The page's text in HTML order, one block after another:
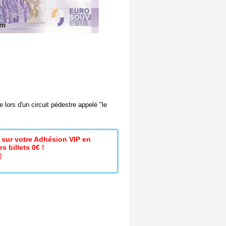
lors d'un circuit pédestre appelé "le
votre Adhésion VIP en
billets 0€ !